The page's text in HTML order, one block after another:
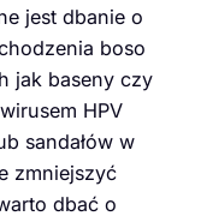
jest dbanie o
boso
jak baseny czy
HPV
sandałów w
zmniejszyć
dbać o